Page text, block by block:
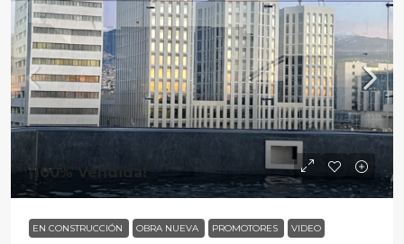
¡100% Vendida!
EN CONSTRUCCIÓN OBRA NUEVA PROMOTORES VIDEO